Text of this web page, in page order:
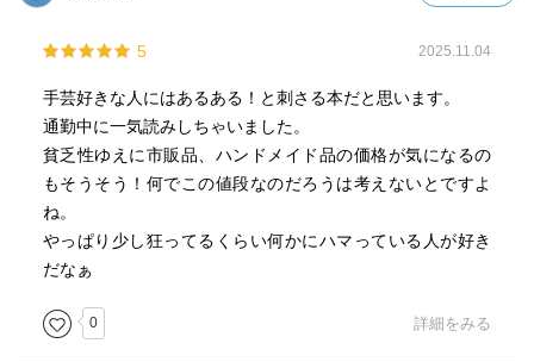
5 2025.11.04
手芸好きな人にはあるある！と刺さる本だと思います。
通勤中に一気読みしちゃいました。
貧乏性ゆえに市販品、ハンドメイド品の価格が気になるの
もそうそう！何でこの値段なのだろうは考えないとですよ
ね。
やっぱり少し狂ってるくらい何かにハマっている人が好き
だなぁ
0 詳細をみる